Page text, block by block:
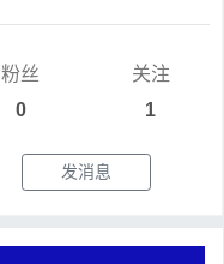
粉丝
0
关注
1
发消息